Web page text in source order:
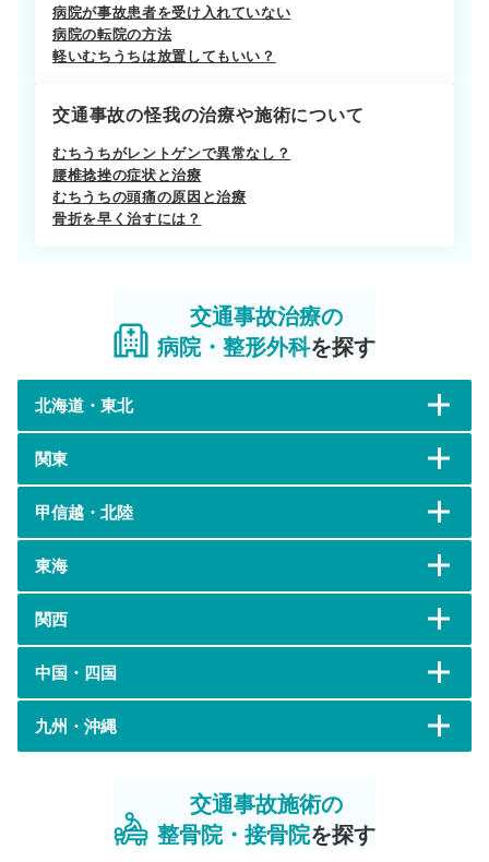
病院が事故患者を受け入れていない
病院の転院の方法
軽いむちうちは放置してもいい？
交通事故の怪我の治療や施術について
むちうちがレントゲンで異常なし？
腰椎捻挫の症状と治療
むちうちの頭痛の原因と治療
骨折を早く治すには？
交通事故治療の
病院・整形外科を探す
北海道・東北
関東
甲信越・北陸
東海
関西
中国・四国
九州・沖縄
交通事故施術の
整骨院・接骨院を探す